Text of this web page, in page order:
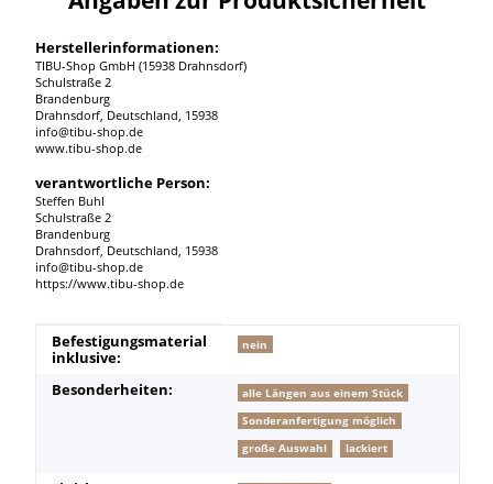
Herstellerinformationen:
TIBU-Shop GmbH (15938 Drahnsdorf)
Schulstraße 2
Brandenburg
Drahnsdorf, Deutschland, 15938
info@tibu-shop.de
www.tibu-shop.de
verantwortliche Person:
Steffen Buhl
Schulstraße 2
Brandenburg
Drahnsdorf, Deutschland, 15938
info@tibu-shop.de
https://www.tibu-shop.de
Produkteigenschaft
Wert
Befestigungsmaterial
inklusive:
nein
Besonderheiten:
alle Längen aus einem Stück
Sonderanfertigung möglich
große Auswahl
lackiert